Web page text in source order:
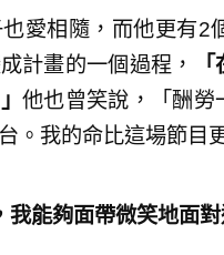
愛相隨，而他更有2
計畫的一個過程，
他也曾笑說，「酬勞
。我的命比這場節目
我能夠面帶微笑地面